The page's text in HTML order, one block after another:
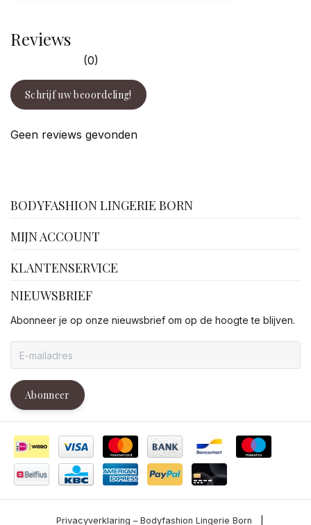
Reviews
(0)
Schrijf uw beoordeling!
Geen reviews gevonden
BODYFASHION LINGERIE BORN
MIJN ACCOUNT
KLANTENSERVICE
NIEUWSBRIEF
Abonneer je op onze nieuwsbrief om op de hoogte te blijven.
Abonneer
Privacyverklaring – Bodyfashion Lingerie Born